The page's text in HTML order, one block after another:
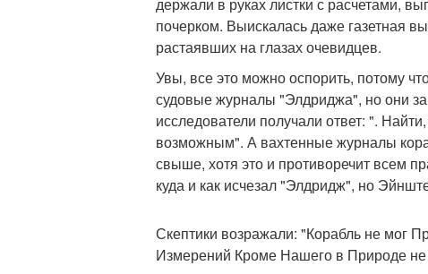
почерком. Выискалась даже газетная
растаявших на глазах очевидцев.
Увы, все это можно оспорить, потому
судовые журналы "Элдриджа", но они
исследователи получали ответ: ".
возможным". А вахтенные журналы
свыше, хотя это и противоречит всем
куда и как исчезал "Элдридж", но
Скептики возражали: "Корабль не мог
Измерений Кроме Нашего в Природе не